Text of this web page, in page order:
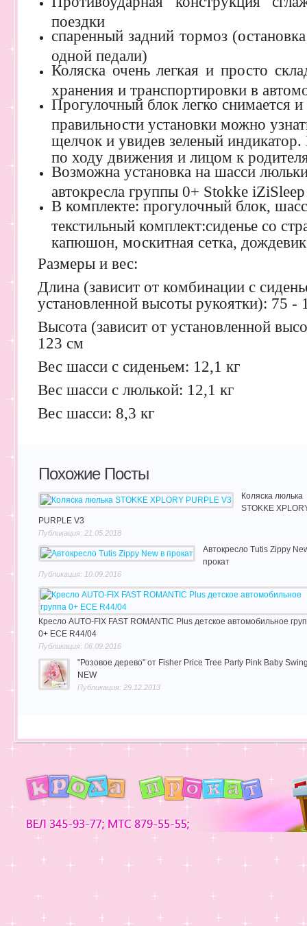
поездки
спаренный задний тормоз
одной педали)
Коляска очень легкая и просто
хранения и транспортировки в
Прогулочный блок легко снимается
правильности установки можно
щелчок и увидев зеленый
по ходу движения и лицом к
Возможна установка на шасси
автокресла группы 0+ Stokke
В комплекте: прогулочный блок,
текстильный комплект:сиденье со
капюшон, москитная сетка,
Размеры и вес:
Длина (зависит от комбинации с
установленной высоты рукоятки): 75 -
Высота (зависит от установленной
123 см
Вес шасси с сиденьем: 12,1 кг
Вес шасси с люлькой: 12,1 кг
Вес шасси: 8,3 кг
Похожие Посты
Коляска люлька
STOKKE
PURPLE V3
Публикация: 21.05.2018
Автокресло Tutis Zippy
прокат
Публикация: 10.09.2016
Кресло AUTO-FIX FAST ROMANTIC Plus детское автомобильное
0+ ECE R44/04
Публикация: 06.09.2016
"Розовое дерево" от Fisher Price Tree Party Pink Baby
NEW
Публикация: 29.12.2013